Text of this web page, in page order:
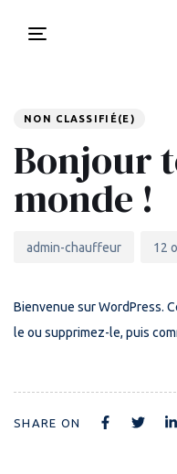
Toggle
NON CLASSIFIÉ(E)
Bonjour
monde !
admin-chauffeur 12
Bienvenue sur WordPress.
le ou supprimez-le, puis
SHARE ON